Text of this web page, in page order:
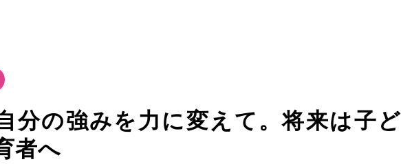
分の強みを力に変えて。将来は子
者へ